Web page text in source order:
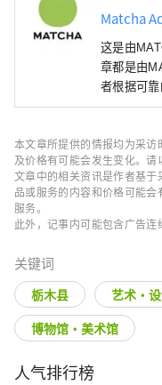
Matcha
这是由
章都是由
者根据可靠
本文章所提供的情报均为采
及价格有可能会发生变化。请
文章中的相关资讯是作者基
品或服务的内容和价格可能
服务。
此外，记事内可能包含广告连
关键词
栃木县 艺术・
博物馆・美术馆
人气排行榜